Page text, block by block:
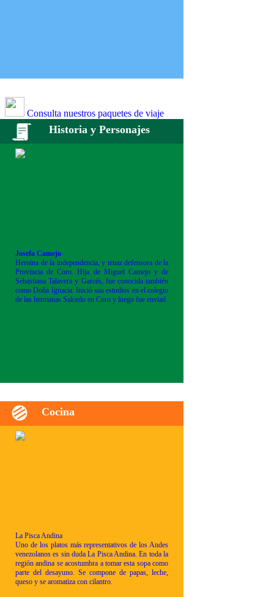
Consulta nuestros paquetes de viaje
Historia y Personajes
Josefa Camejo
Heroína de la independencia, y tenaz defensora de la
Provincia de Coro. Hija de Miguel Camejo y de
Sebastiana Talavera y Garcés, fue conocida también
como Doña Ignacia. Inició sus estudios en el colegio
de las hermanas Salcedo en Coro y luego fue enviad
Cocina
La Pisca Andina
Uno de los platos más representativos de los Andes
venezolanos es sin duda La Pisca Andina. En toda la
región andina se acostumbra a tomar esta sopa como
parte del desayuno. Se compone de papas, leche,
queso y se aromatiza con cilantro.